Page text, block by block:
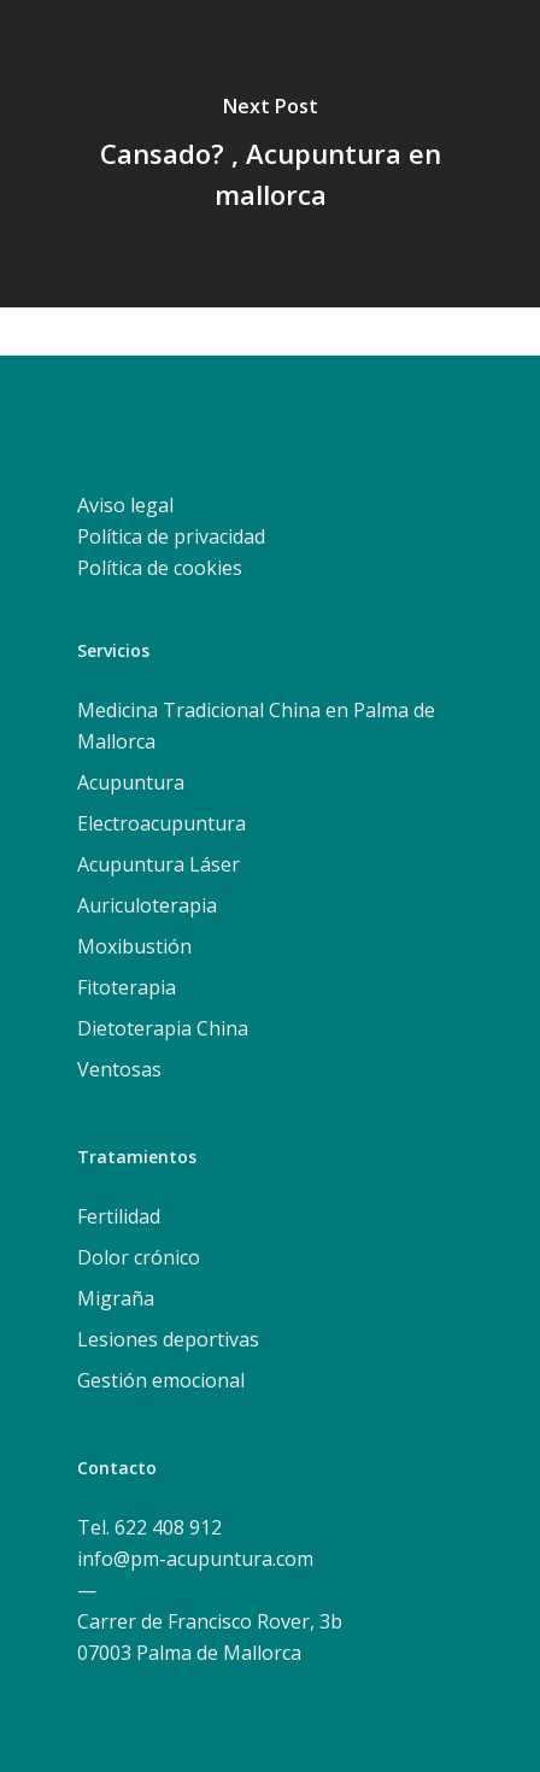
Next Post
Cansado? , Acupuntura en
mallorca
Aviso legal
Política de privacidad
Política de cookies
Servicios
Medicina Tradicional China en Palma de
Mallorca
Acupuntura
Electroacupuntura
Acupuntura Láser
Auriculoterapia
Moxibustión
Fitoterapia
Dietoterapia China
Ventosas
Tratamientos
Fertilidad
Dolor crónico
Migraña
Lesiones deportivas
Gestión emocional
Contacto
Tel. 622 408 912
info@pm-acupuntura.com
—
Carrer de Francisco Rover, 3b
07003 Palma de Mallorca